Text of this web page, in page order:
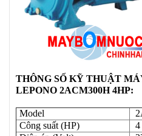
THÔNG SỐ KỸ THUẬT
LEPONO 2ACM300H 4HP:
Model
Công suất (HP)
4